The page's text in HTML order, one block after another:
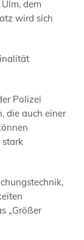
dem
wird sich
Polizei
die auch einer
stark
„Größer